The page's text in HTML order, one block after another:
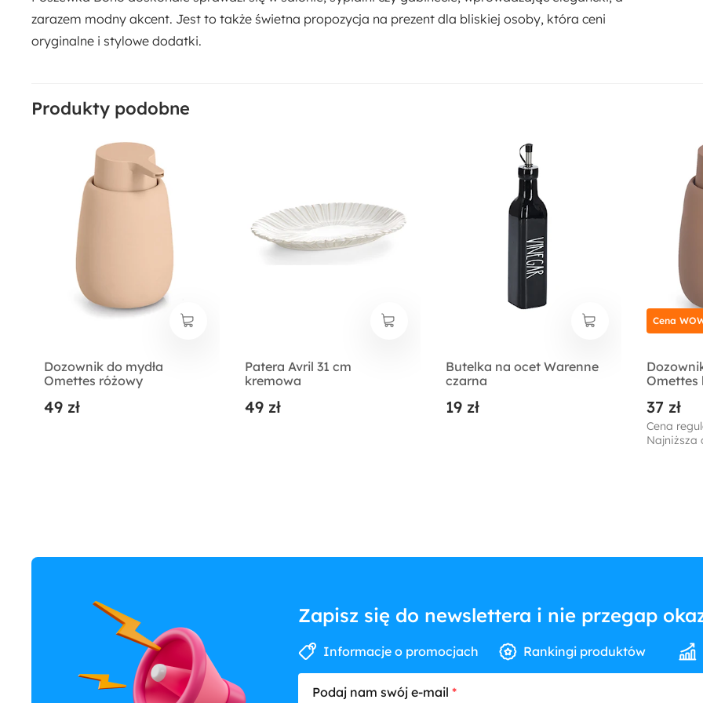
zarazem modny akcent. Jest to także świetna propozycja na prezent dla bliskiej osoby, która ceni
oryginalne i stylowe dodatki.
Produkty podobne
Dozownik do mydła
Omettes różowy
49 zł
Patera Avril 31 cm
kremowa
49 zł
Butelka na ocet Warenne
czarna
19 zł
Omettes
37 zł
Cena
Najniższa
Cena
Zapisz się do newslettera i nie przegap
Informacje o promocjach Rankingi produktów
Podaj nam swój e-mail